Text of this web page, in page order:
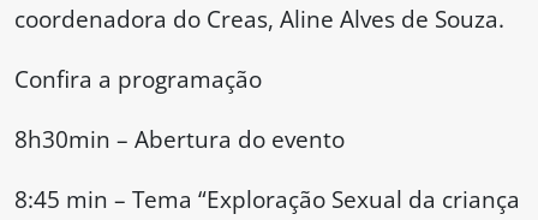
coordenadora do Creas, Aline Alves de Souza.
Confira a programação
8h30min – Abertura do evento
8:45 min – Tema “Exploração Sexual da criança